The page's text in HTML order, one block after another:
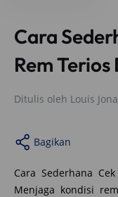
Cara
Rem
Ditulis oleh Louis
Bagikan
Cara Sederhana
Menjaga kondisi